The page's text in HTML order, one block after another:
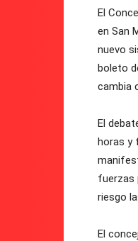
El
en San
nuevo
boleto
cambia
El
horas y
fuerzas
riesgo
El